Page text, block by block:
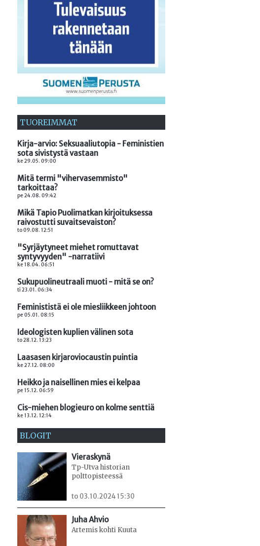
TUOREIMMAT
Kirja-arvio: Seksuaaliutopia - Feministien
sota sivistystä vastaan
ke 29.05. 09:00
Mitä termi "vihervasemmisto"
tarkoittaa?
pe 24.08. 09:42
Mikä Tapio Puolimatkan kirjoituksessa
raivostutti suvaitsevaiston?
to 09.08. 12:51
"Syrjäytyneet miehet romuttavat
syntyvyyden" -narratiivi
ke 18.04. 06:51
Sukupuolineutraali muoti - mitä se on?
ti 23.01. 06:34
Feminististä ei ole miesliikkeen johtoon
pe 05.01. 08:15
Ideologisten kuplien välinen sota
to 28.12. 13:23
Laasasen kirjaroviocaustin puintia
ke 27.12. 08:00
Heikko ja naisellinen mies ei kelpaa
pe 15.12. 06:59
Cis-miehen blogieuro on kolme senttiä
ke 13.12. 12:14
BLOGIT
Vieraskynä
Tp-Utva historian
polttopisteessä
to 03.10.2024 15:30
Juha Ahvio
Artemis kohti Kuuta